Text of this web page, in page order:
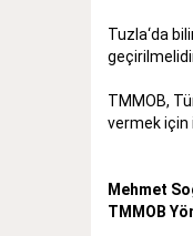
Tuzla‘da
TMMOB,
vermek için
Mehmet
TMMOB